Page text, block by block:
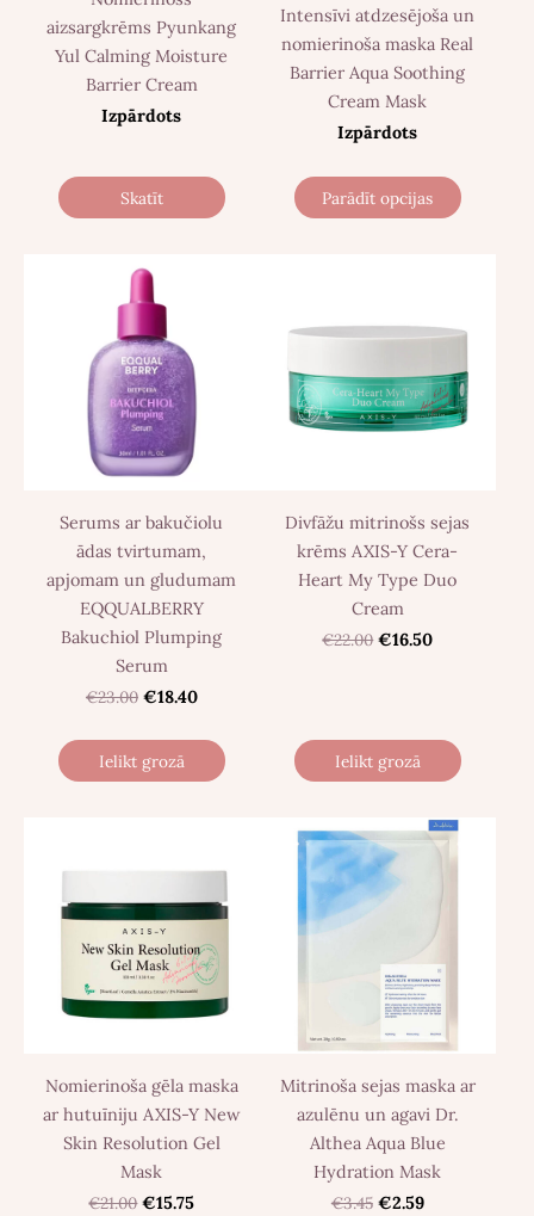
aizsargkrēms Pyunkang
Yul Calming Moisture
Barrier Cream
Izpārdots
Skatīt
Intensīvi atdzesējoša un
nomierinoša maska Real
Barrier Aqua Soothing
Cream Mask
Izpārdots
Parādīt opcijas
Serums ar bakučiolu
ādas tvirtumam,
apjomam un gludumam
EQQUALBERRY
Bakuchiol Plumping
Serum
€23.00 €18.40
Ielikt grozā
Divfāžu mitrinošs sejas
krēms AXIS-Y Cera-
Heart My Type Duo
Cream
€22.00 €16.50
Ielikt grozā
Nomierinoša gēla maska
ar hutuīniju AXIS-Y New
Skin Resolution Gel
Mask
€21.00 €15.75
Mitrinoša sejas maska ​​ar
azulēnu un agavi Dr.
Althea Aqua Blue
Hydration Mask
€3.45 €2.59